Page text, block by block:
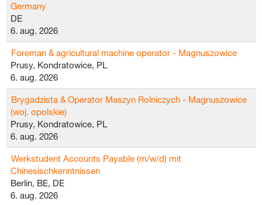
Germany
DE
6. aug. 2026
Foreman & agricultural machine operator - Magnuszowice
Prusy, Kondratowice, PL
6. aug. 2026
Brygadzista & Operator Maszyn Rolniczych - Magnuszowice
(woj. opolskie)
Prusy, Kondratowice, PL
6. aug. 2026
Werkstudent Accounts Payable (m/w/d) mit
Chinesischkenntnissen
Berlin, BE, DE
6. aug. 2026